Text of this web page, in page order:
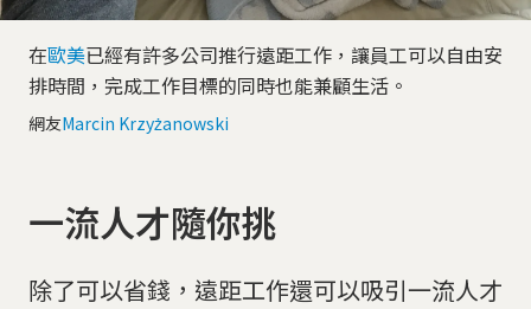
在歐美已經有許多公司推行遠距工作，讓員工可以自由安
排時間，完成工作目標的同時也能兼顧生活。
網友Marcin Krzyżanowski
一流人才隨你挑
除了可以省錢，遠距工作還可以吸引一流人才